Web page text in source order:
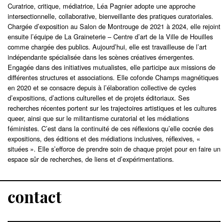
Curatrice, critique, médiatrice, Léa Pagnier adopte une approche
intersectionnelle, collaborative, bienveillante des pratiques curatoriales.
Chargée d’exposition au Salon de Montrouge de 2021 à 2024, elle rejoint
ensuite l’équipe de La Graineterie – Centre d’art de la Ville de Houilles
comme chargée des publics. Aujourd’hui, elle est travailleuse de l’art
indépendante spécialisée dans les scènes créatives émergentes.
Engagée dans des initiatives mutualistes, elle participe aux missions de
différentes structures et associations. Elle cofonde Champs magnétiques
en 2020 et se consacre depuis à l’élaboration collective de cycles
d’expositions, d’actions culturelles et de projets éditoriaux. Ses
recherches récentes portent sur les trajectoires artistiques et les cultures
queer, ainsi que sur le militantisme curatorial et les médiations
féministes. C’est dans la continuité de ces réflexions qu’elle cocrée des
expositions, des éditions et des médiations inclusives, réflexives, «
situées ». Elle s’efforce de prendre soin de chaque projet pour en faire un
espace sûr de recherches, de liens et d’expérimentations.
contact